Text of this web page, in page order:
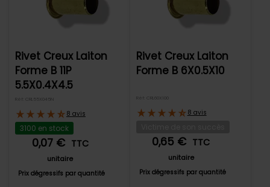
Rivet Creux Laiton
Forme B 11P
5.5X0.4X4.5
Réf: CRL55X045N
8 avis
3100 en stock
0,07 € TTC
unitaire
Prix dégressifs par quantité
Rivet Creux Laiton
Forme B 6X0.5X10
Réf: CRL60X100
8 avis
0,65 € TTC
unitaire
Prix dégressifs par quantité